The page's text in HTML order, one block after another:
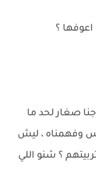
؟
صغار لحد ما
وفهمناه ، ليش
؟ شنو اللي